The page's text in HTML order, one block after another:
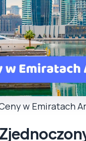
w Emiratach